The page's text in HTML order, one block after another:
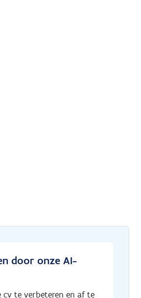
door onze AI-
te verbeteren en af te